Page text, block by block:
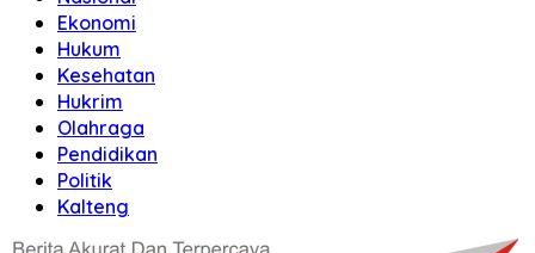
Ekonomi
Hukum
Kesehatan
Hukrim
Olahraga
Pendidikan
Politik
Kalteng